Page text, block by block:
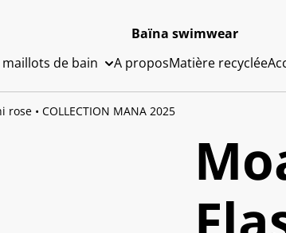
Baïna swimwear
maillots de bain A proposMatière recyclée
rose • COLLECTION MANA 2025